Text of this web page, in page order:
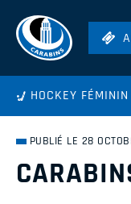
HOCKEY FÉMININ
PUBLIÉ LE 28